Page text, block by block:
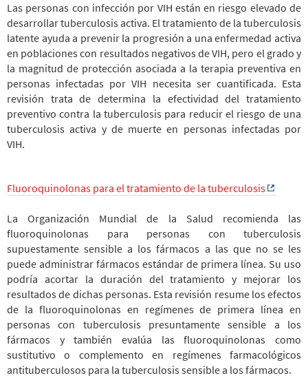
Las personas con infección por VIH están en riesgo elevado de
desarrollar tuberculosis activa. El tratamiento de la tuberculosis
latente ayuda a prevenir la progresión a una enfermedad activa
en poblaciones con resultados negativos de VIH, pero el grado y
la magnitud de protección asociada a la terapia preventiva en
personas infectadas por VIH necesita ser cuantificada. Esta
revisión trata de determina la efectividad del tratamiento
preventivo contra la tuberculosis para reducir el riesgo de una
tuberculosis activa y de muerte en personas infectadas por
VIH.
Fluoroquinolonas para el tratamiento de la tuberculosis
La Organización Mundial de la Salud recomienda las
fluoroquinolonas para personas con tuberculosis
supuestamente sensible a los fármacos a las que no se les
puede administrar fármacos estándar de primera línea. Su uso
podría acortar la duración del tratamiento y mejorar los
resultados de dichas personas. Esta revisión resume los efectos
de la fluoroquinolonas en regímenes de primera línea en
personas con tuberculosis presuntamente sensible a los
fármacos y también evalúa las fluoroquinolonas como
sustitutivo o complemento en regímenes farmacológicos
antituberculosos para la tuberculosis sensible a los fármacos.